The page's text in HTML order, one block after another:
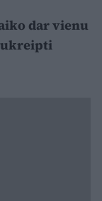
dar vienu